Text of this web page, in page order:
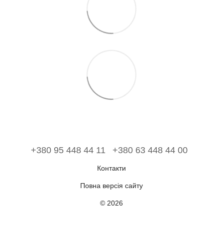
+380 95 448 44 11 +380 63 448 44 00
Контакти
Повна версія сайту
© 2026